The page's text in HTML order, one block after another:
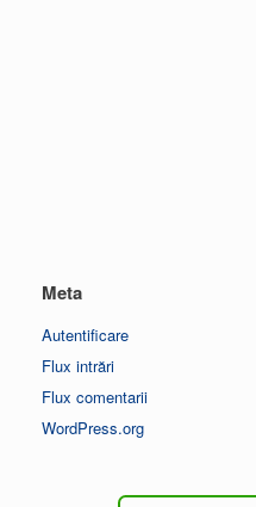
Meta
Autentificare
Flux intrări
Flux comentarii
WordPress.org